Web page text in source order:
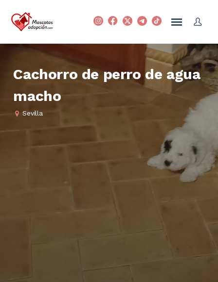
Cachorro de perro de agua
macho
Sevilla